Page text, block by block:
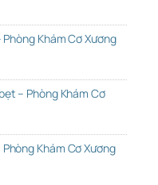
Khám Cơ Xương
– Phòng Khám Cơ
Khám Cơ Xương